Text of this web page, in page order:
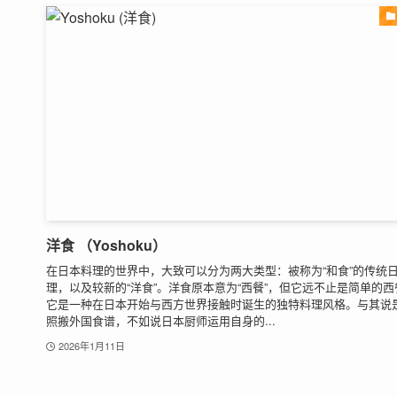
洋食 （Yoshoku）
在日本料理的世界中，大致可以分为两大类型：被称为“和食”的传统
理，以及较新的“洋食”。洋食原本意为“西餐”，但它远不止是简单的西
它是一种在日本开始与西方世界接触时诞生的独特料理风格。与其说
照搬外国食谱，不如说日本厨师运用自身的...
2026年1月11日